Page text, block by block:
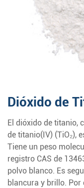
Dióxido de
El dióxido de titanio,
de titanio(IV) (TiO₂),
Tiene un peso
registro CAS de
polvo blanco. Es
blancura y brillo. Por